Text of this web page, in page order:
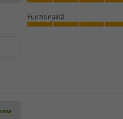
Funzionalità